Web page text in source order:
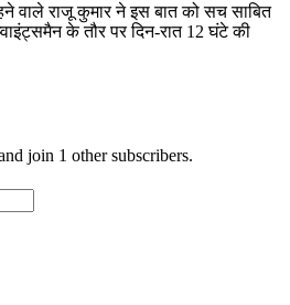
वाले राजू कुमार ने इस बात को सच साबित
के तौर पर दिन-रात 12 घंटे की
join 1 other subscribers.